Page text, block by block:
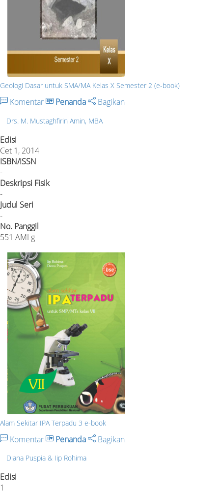
Geologi Dasar untuk SMA/MA Kelas X Semester 2 (e-book)
Komentar Penanda Bagikan
Drs. M. Mustaghfirin Amin, MBA
Edisi
Cet 1, 2014
ISBN/ISSN
-
Deskripsi Fisik
-
Judul Seri
-
No. Panggil
551 AMI g
Alam Sekitar IPA Terpadu 3 e-book
Komentar Penanda Bagikan
Diana Puspia & Iip Rohima
Edisi
1